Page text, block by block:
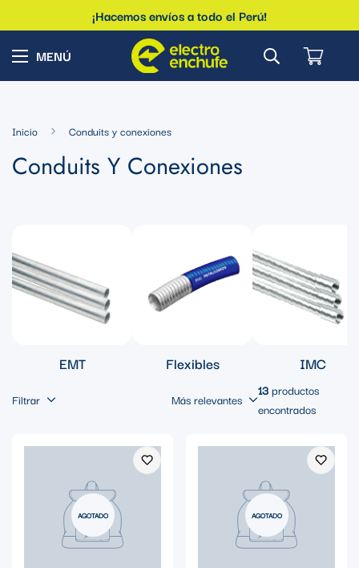
¡Hacemos envíos a todo el Perú!
Inicio Conduits y conexiones
Conduits Y Conexiones
EMT Flexibles IMC
Filtrar Más relevantes
13productos
encontrados
AGOTADO AGOTADO